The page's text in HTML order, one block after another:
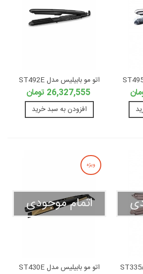
اتو مو بابیلیس مدل ST492E
26,327,555 تومان
افزودن به سبد خرید
ویژه
اتمام موجودی
اتو مو بابیلیس مدل ST430E